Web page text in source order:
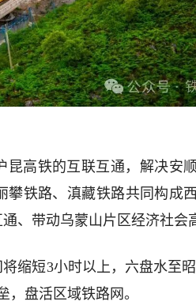
昆高铁的互联互通，解决安
攀铁路、滇藏铁路共同构成
、带动乌蒙山片区经济社会
缩短3小时以上，六盘水至
盘活区域铁路网。